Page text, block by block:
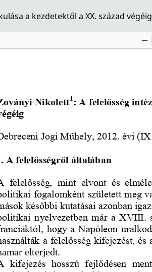
a kezdetektől a XX. század végéig